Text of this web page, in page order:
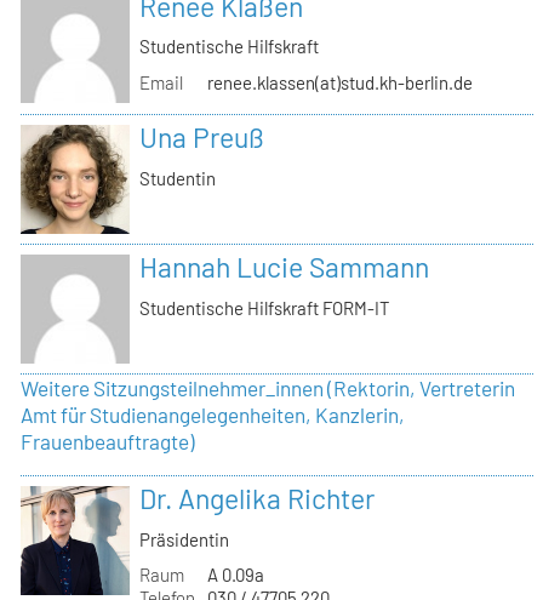
Studentische Hilfskraft
Email
renee.klassen(at)stud.kh-berlin.de
Una Preuß
Studentin
Hannah Lucie Sammann
Studentische Hilfskraft FORM-IT
Weitere Sitzungsteilnehmer_innen (Rektorin, Vertreterin
Amt für Studienangelegenheiten, Kanzlerin,
Frauenbeauftragte)
Dr. Angelika Richter
Präsidentin
Raum
A 0.09a